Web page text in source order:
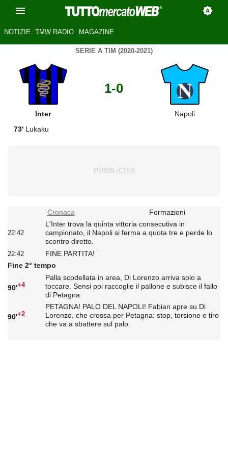
NOTIZIE TMW RADIO MAGAZINE
SERIE A TIM (2020-2021)
Inter
1-0
Napoli
73' Lukaku
Cronaca Formazioni
22:42
L'Inter trova la quinta vittoria consecutiva in
campionato, il Napoli si ferma a quota tre e perde lo
scontro diretto.
22:42
FINE PARTITA!
Fine 2° tempo
90'+4
Palla scodellata in area, Di Lorenzo arriva solo a
toccare. Sensi poi raccoglie il pallone e subisce il fallo
di Petagna.
90'+2
PETAGNA! PALO DEL NAPOLI! Fabian apre su Di
Lorenzo, che crossa per Petagna: stop, torsione e tiro
che va a sbattere sul palo.